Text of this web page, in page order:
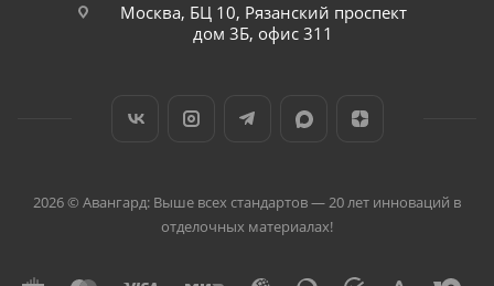
Москва, БЦ 10, Рязанский проспект
дом 3Б, офис 311
2026 © Авангард: Выше всех стандартов — 20 лет инноваций в
отделочных материалах!